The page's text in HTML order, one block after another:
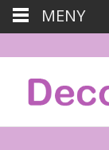
MENY